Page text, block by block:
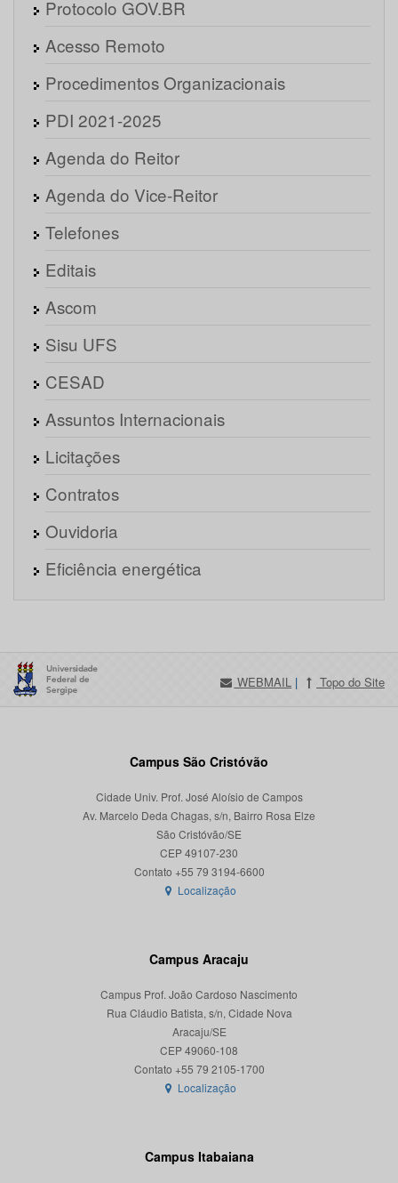
Protocolo GOV.BR
Acesso Remoto
Procedimentos Organizacionais
PDI 2021-2025
Agenda do Reitor
Agenda do Vice-Reitor
Telefones
Editais
Ascom
Sisu UFS
CESAD
Assuntos Internacionais
Licitações
Contratos
Ouvidoria
Eficiência energética
WEBMAIL | Topo do Site
Campus São Cristóvão
Cidade Univ. Prof. José Aloísio de Campos
Av. Marcelo Deda Chagas, s/n, Bairro Rosa Elze
São Cristóvão/SE
CEP 49107-230
Localização
Campus Aracaju
Campus Prof. João Cardoso Nascimento
Rua Cláudio Batista, s/n, Cidade Nova
Aracaju/SE
CEP 49060-108
Localização
Campus Itabaiana